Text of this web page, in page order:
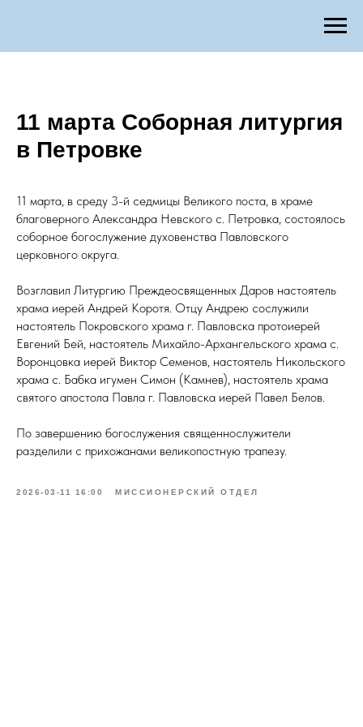
11 марта Соборная литургия
в Петровке
11 марта, в среду 3-й седмицы Великого поста, в храме
благоверного Александра Невского с. Петровка, состоялось
соборное богослужение духовенства Павловского
церковного округа.
Возглавил Литургию Преждеосвященных Даров настоятель
храма иерей Андрей Коротя. Отцу Андрею сослужили
настоятель Покровского храма г. Павловска протоиерей
Евгений Бей, настоятель Михайло-Архангельского храма с.
Воронцовка иерей Виктор Семенов, настоятель Никольского
храма с. Бабка игумен Симон (Камнев), настоятель храма
святого апостола Павла г. Павловска иерей Павел Белов.
По завершению богослужения священнослужители
разделили с прихожанами великопостную трапезу.
2026-03-11 16:00 МИССИОНЕРСКИЙ ОТДЕЛ